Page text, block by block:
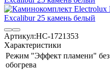
Артикул:НС-1721353
Характеристики
Режим "Эффект пламени" без
обогрева